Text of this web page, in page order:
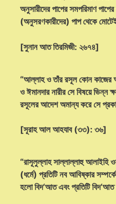
অনুসারীদের পাপের সমপরিমাণ
(অনুসরণকারীদের) পাপ থেকে
[সুনান আত তিরমিজী: ২৬৭৪]
“আল্লাহ ও তাঁর রসূল কোন কাজের
ও ঈমানদার নারীর সে বিষয়ে ভিন্ন
রসূলের আদেশ অমান্য করে সে
[সূরাহ আল আহযাব (৩৩): ৩৬]
“রাসূলুল্লাহ সাল্লাল্লাহু আলাইহি
(ধর্মে) প্রতিটি নব আবিষ্কার
হলো বিদ‘আত এবং প্রতিটি